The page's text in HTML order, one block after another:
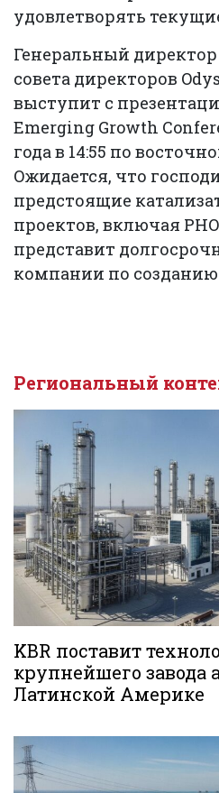
удовлетворять
Генеральный
совета директоров
выступит с
Emerging Growth
года в 14:55 по
Ожидается, что
предстоящие
проектов, включая
представит
компании по
Региональный
KBR поставит
крупнейшего завода
Латинской Америке